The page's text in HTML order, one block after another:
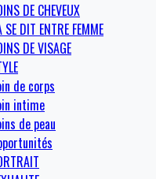
DE CHEVEUX
SE DIT ENTRE FEMME
DE VISAGE
de corps
intime
de peau